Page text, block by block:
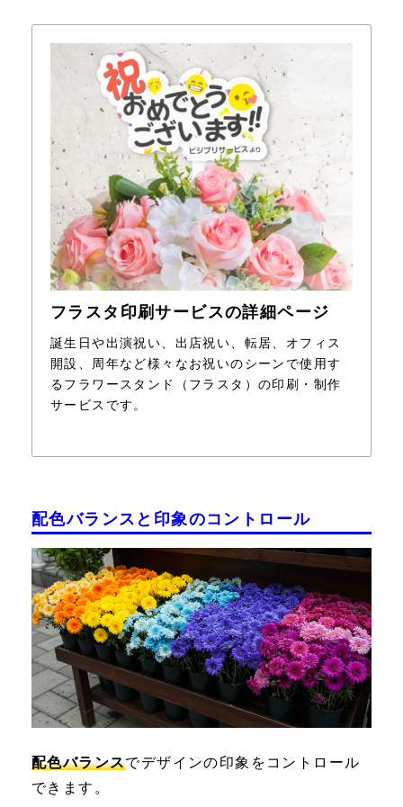
フラスタ印刷サービスの詳細ページ
誕生日や出演祝い、出店祝い、転居、オフィス
開設、周年など様々なお祝いのシーンで使用す
るフラワースタンド（フラスタ）の印刷・制作
サービスです。
配色バランスと印象のコントロール
配色バランスでデザインの印象をコントロール
できます。